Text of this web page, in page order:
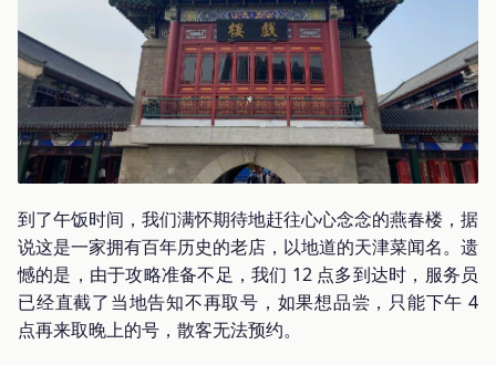
到了午饭时间，我们满怀期待地赶往心心念念的燕春楼，据
说这是一家拥有百年历史的老店，以地道的天津菜闻名。遗
憾的是，由于攻略准备不足，我们 12 点多到达时，服务员
已经直截了当地告知不再取号，如果想品尝，只能下午 4
点再来取晚上的号，散客无法预约。